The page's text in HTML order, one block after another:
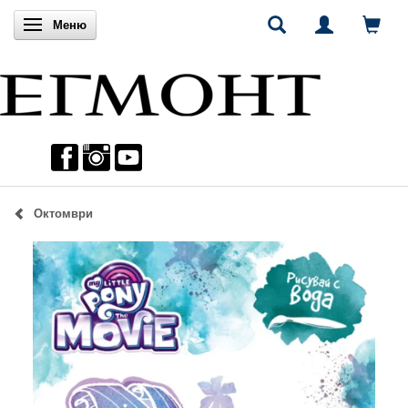
Включи навигацията
Меню
Октомври